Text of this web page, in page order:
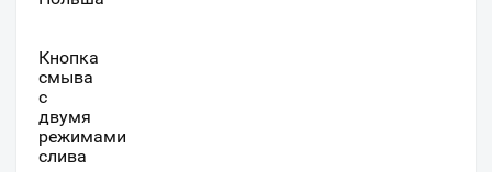
Кнопка
смыва
с
двумя
режимами
слива